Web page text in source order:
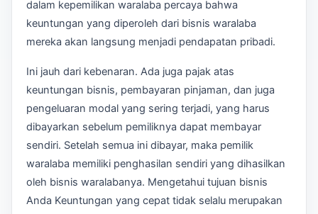
dalam kepemilikan waralaba percaya bahwa
keuntungan yang diperoleh dari bisnis waralaba
mereka akan langsung menjadi pendapatan pribadi.
Ini jauh dari kebenaran. Ada juga pajak atas
keuntungan bisnis, pembayaran pinjaman, dan juga
pengeluaran modal yang sering terjadi, yang harus
dibayarkan sebelum pemiliknya dapat membayar
sendiri. Setelah semua ini dibayar, maka pemilik
waralaba memiliki penghasilan sendiri yang dihasilkan
oleh bisnis waralabanya. Mengetahui tujuan bisnis
Anda Keuntungan yang cepat tidak selalu merupakan